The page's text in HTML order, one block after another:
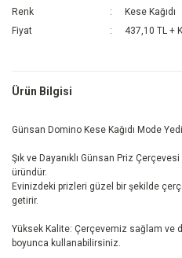
Renk
Kese Kağıdı
Fiyat
437,10 TL +
Ürün Bilgisi
Günsan Domino Kese Kağıdı Mode
Şık ve Dayanıklı Günsan Priz
üründür.
Evinizdeki prizleri güzel bir şekilde
getirir.
Yüksek Kalite: Çerçevemiz sağlam ve
boyunca kullanabilirsiniz.